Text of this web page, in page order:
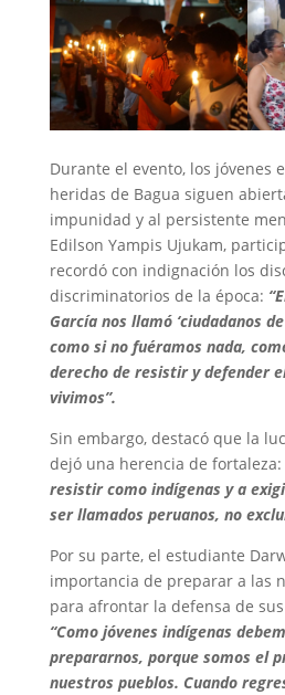
Durante el evento, los jóvenes
heridas de Bagua siguen
impunidad y al persistente
Edilson Yampis Ujukam,
recordó con indignación los
discriminatorios de la época:
García nos llamó ‘ciudadanos
como si no fuéramos nada,
derecho de resistir y defender
vivimos”.
Sin embargo, destacó que la
dejó una herencia de fortaleza:
resistir como indígenas y a
ser llamados peruanos, no
Por su parte, el estudiante
importancia de preparar a las
para afrontar la defensa de
“Como jóvenes indígenas
prepararnos, porque somos el
nuestros pueblos. Cuando